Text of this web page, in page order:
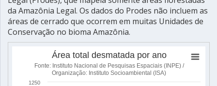
da Amazônia Legal. Os dados do Prodes não incluem as
áreas de cerrado que ocorrem em muitas Unidades de
Conservação no bioma Amazônia.